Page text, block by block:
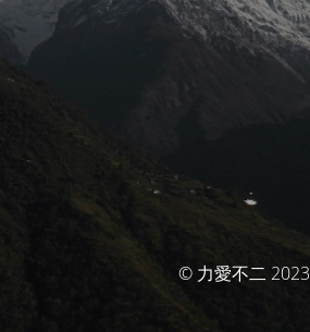
© 力愛不二 2023